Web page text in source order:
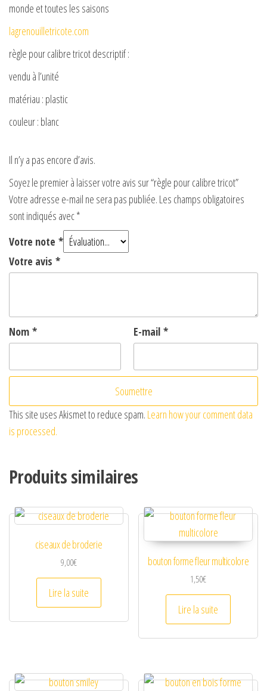
monde et toutes les saisons
lagrenouilletricote.com
règle pour calibre tricot descriptif :
vendu à l’unité
matériau : plastic
couleur : blanc
Il n’y a pas encore d’avis.
Soyez le premier à laisser votre avis sur “règle pour calibre tricot”
Votre adresse e-mail ne sera pas publiée. Les champs obligatoires
sont indiqués avec*
Votre note *
Votre avis *
Nom * E-mail *
This site uses Akismet to reduce spam. Learn how your comment data
is processed.
Produits similaires
ciseaux de broderie
9,00€
Lire la suite
bouton forme fleur multicolore
1,50€
Lire la suite